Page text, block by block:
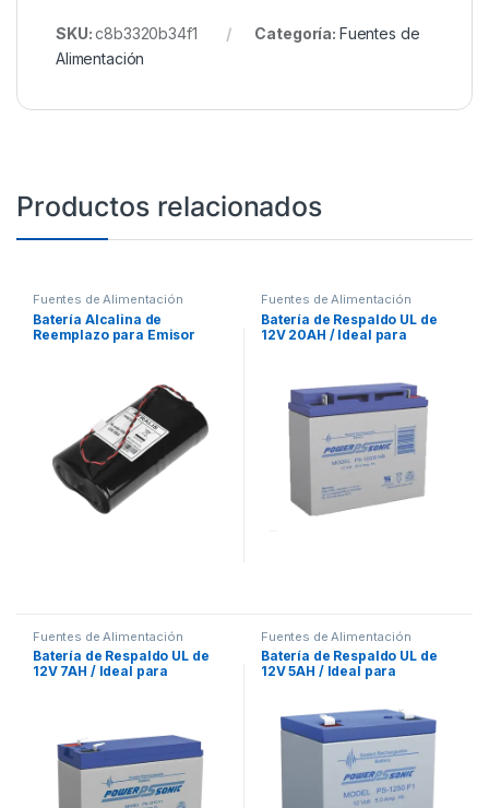
SKU:c8b3320b34f1 Categoría: Fuentes de
Alimentación
Productos relacionados
Fuentes de Alimentación
Batería Alcalina de
Reemplazo para Emisor
Fuentes de Alimentación
Batería de Respaldo UL de
12V 20AH / Ideal para
Acceso / Intrusión /
Videovigilancia /
Terminales Tipo NB
Fuentes de Alimentación
Batería de Respaldo UL de
12V 7AH / Ideal para
Terminales Tipo F1
Fuentes de Alimentación
Batería de Respaldo UL de
12V 5AH / Ideal para
Acceso / Intrusión /
Videovigilancia /
Terminales Tipo F1